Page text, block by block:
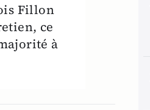
Fillon
ce
à